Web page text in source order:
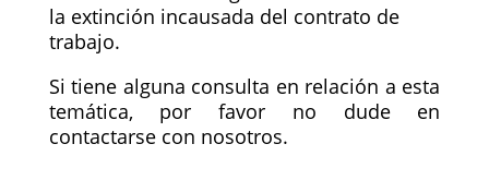
la extinción incausada del contrato de
trabajo.
Si tiene alguna consulta en relación a esta
temática, por favor no dude en
contactarse con nosotros.